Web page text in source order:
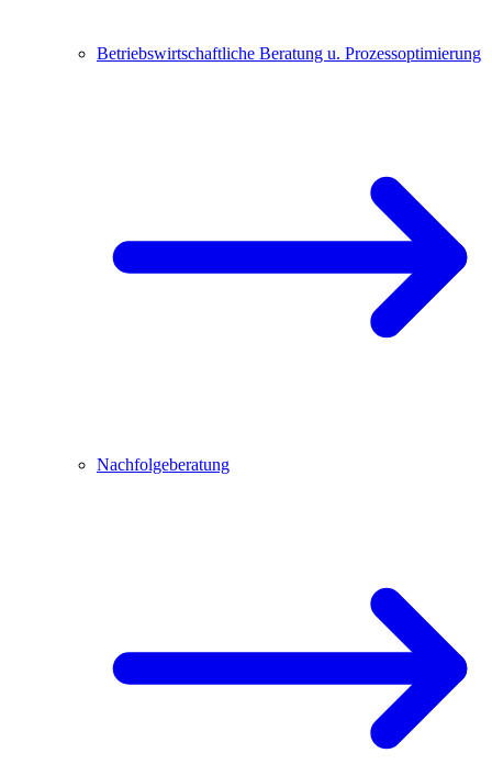
Betriebswirtschaftliche Beratung u. Prozessoptimierung
Nachfolgeberatung